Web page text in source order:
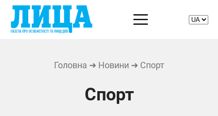
Головна ➜ Новини ➜ Спорт
Спорт